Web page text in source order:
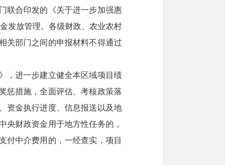
合印发的《关于进一步加强惠
发放管理。各级财政、农业农村
关部门之间的申报材料不得通过
进一步建立健全本区域项目绩
惩措施，全面评估、考核政策落
资金执行进度、信息报送以及地
央财政资金用于地方性任务的，
付中介费用的，一经查实，项目